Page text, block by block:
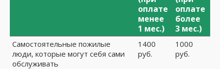
оплате
менее
1 мес.)
оплате
более
3 мес.)
Самостоятельные пожилые
люди, которые могут себя сами
обслуживать
1400
руб.
1000
руб.